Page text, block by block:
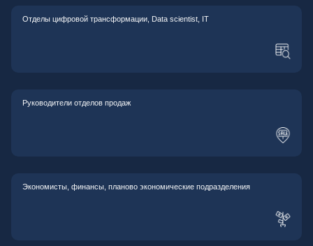
Oтделы цифровой трансформации, Data scientist, IT
Руководители отделов продаж
Экономисты, финансы, планово экономические подразделения